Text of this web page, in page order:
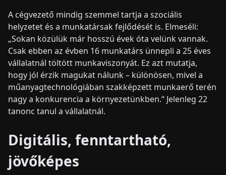
A cégvezető mindig szemmel tartja a szociális
helyzetet és a munkatársak fejlődését is. Elmeséli:
„Sokan közülük már hosszú évek óta velünk vannak.
Csak ebben az évben 16 munkatárs ünnepli a 25 éves
vállalatnál töltött munkaviszonyát. Ez azt mutatja,
hogy jól érzik magukat nálunk – különösen, mivel a
műanyagtechnológiában szakképzett munkaerő terén
nagy a konkurencia a környezetünkben.“ Jelenleg 22
tanonc tanul a vállalatnál.
Digitális, fenntartható,
jövőképes